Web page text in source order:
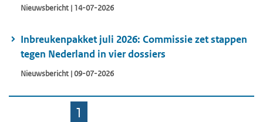
Nieuwsbericht | 14-07-2026
Inbreukenpakket juli 2026: Commissie zet stappen
tegen Nederland in vier dossiers
Nieuwsbericht | 09-07-2026
1